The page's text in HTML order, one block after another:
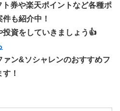
券や楽天ポイントなど各種ポ
も紹介中！
資をしていきましょう👍
ン&ソシャレンのおすすめフ
！